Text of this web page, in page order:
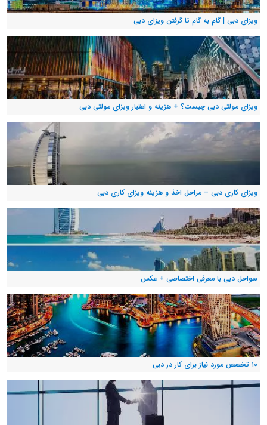
ویزای دبی | گام به گام تا گرفتن ویزای دبی
ویزای مولتی دبی چیست؟ + هزینه و اعتبار ویزای مولتی دبی
ویزای کاری دبی – مراحل اخذ و هزینه ویزای کاری دبی
سواحل دبی با معرفی اختصاصی + عکس
۱۰ تخصص مورد نیاز برای کار در دبی